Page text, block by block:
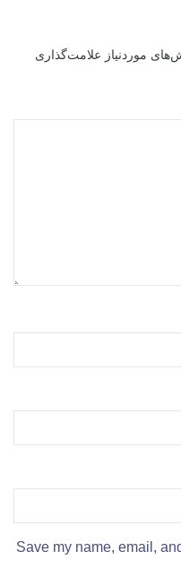
موردنیاز علامت‌گذاری
Save my name, email,